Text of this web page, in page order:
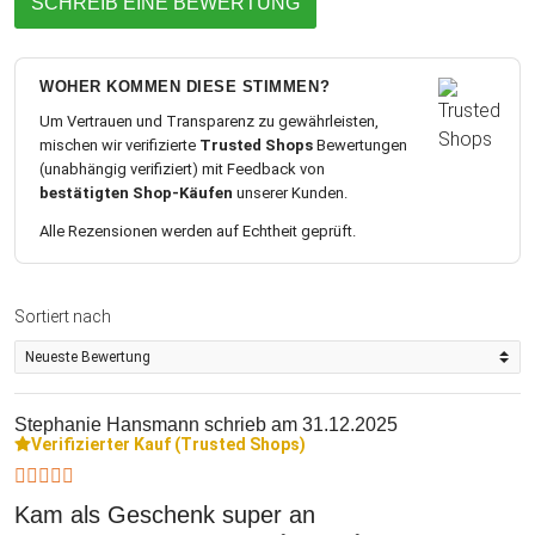
WOHER KOMMEN DIESE STIMMEN?
Um Vertrauen und Transparenz zu gewährleisten,
mischen wir verifizierte Trusted Shops Bewertungen
(unabhängig verifiziert) mit Feedback von
bestätigten Shop-Käufen unserer Kunden.
Alle Rezensionen werden auf Echtheit geprüft.
Sortiert nach
Stephanie Hansmann schrieb am 31.12.2025
Verifizierter Kauf (Trusted Shops)
Kam als Geschenk super an